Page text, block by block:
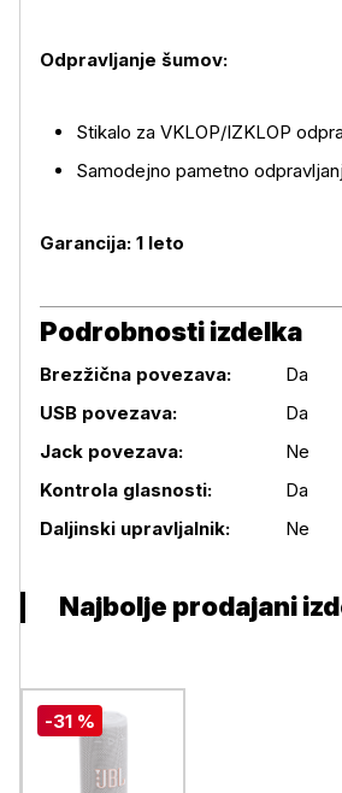
Odpravljanje šumov:
Stikalo za VKLOP/IZKLOP
Samodejno pametno
Garancija: 1 leto
Podrobnosti izdelka
Podrobnosti izdelka
Brezžična povezava:
Da
USB povezava:
Da
Jack povezava:
Ne
Kontrola glasnosti:
Da
Daljinski upravljalnik:
Ne
Najbolje prodajani
-31 %